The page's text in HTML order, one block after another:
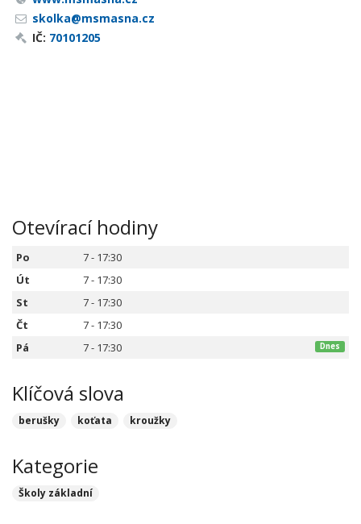
skolka@msmasna.cz
IČ: 70101205
Otevírací hodiny
Po
7 - 17:30
Út
7 - 17:30
St
7 - 17:30
Čt
7 - 17:30
Pá
7 - 17:30 Dnes
Klíčová slova
berušky koťata kroužky
Kategorie
Školy základní